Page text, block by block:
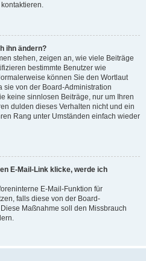
ihn ändern?
stehen, zeigen an, wie viele Beiträge
bestimmte Benutzer wie
können Sie den Wortlaut
sie von der Board-Administration
keine sinnlosen Beiträge, nur um Ihren
dulden dieses Verhalten nicht und ein
Rang unter Umständen einfach wieder
E-Mail-Link klicke, werde ich
E-Mail-Funktion für
falls diese von der Board-
Maßnahme soll den Missbrauch